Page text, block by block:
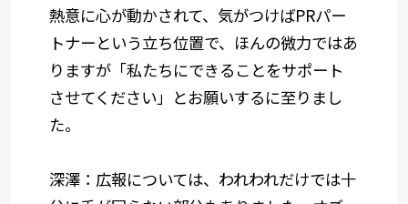
熱意に心が動かされて、気がつけばPRパー
トナーという立ち位置で、ほんの微力ではあ
りますが「私たちにできることをサポート
させてください」とお願いするに至りまし
た。
深澤：広報については、われわれだけでは十